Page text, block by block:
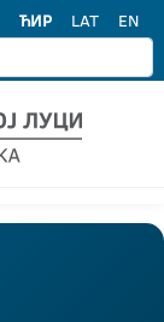
ЋИР LAT EN